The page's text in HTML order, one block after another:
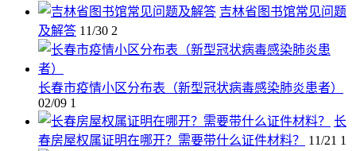
吉林省图书馆常见问题
及解答 11/30 2
长春市疫情小区分布表（新型冠状病毒感染肺炎患者）
02/09 1
长
春房屋权属证明在哪开？需要带什么证件材料？
11/21 1